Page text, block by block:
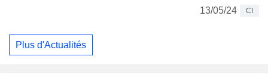
13/05/24
CI
Plus d'Actualités